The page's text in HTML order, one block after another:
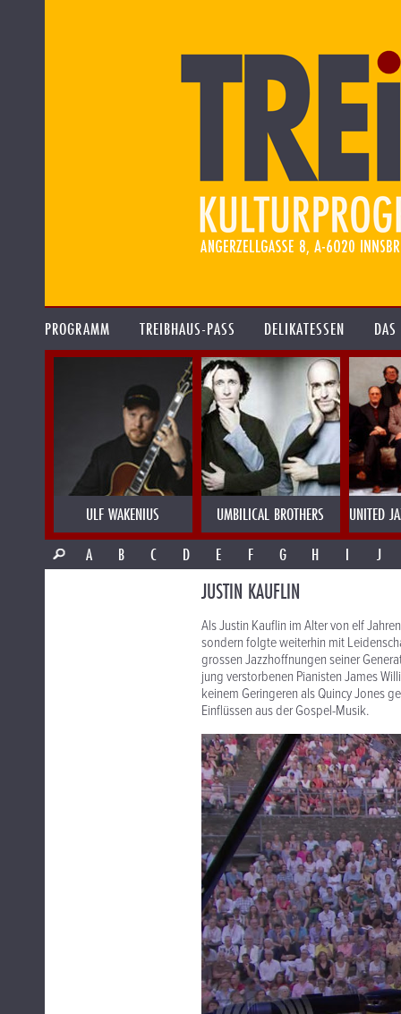
PROGRAMM TREIBHAUS-PASS DELIKATESSEN
ULF WAKENIUS UMBILICAL BROTHERS
UNITED
A
B C D E F G H I J
JUSTIN KAUFLIN
Als Justin Kauflin im Alter von elf
sondern folgte weiterhin mit
grossen Jazzhoffnungen seiner
jung verstorbenen Pianisten James
keinem Geringeren als Quincy Jones
Einflüssen aus der Gospel-Musik.